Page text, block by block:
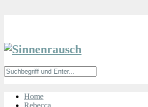
Home
Rebecca